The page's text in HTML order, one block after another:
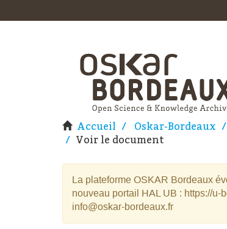
Accueil Oskar-Bordeaux
Voir le document
La plateforme OSKAR Bordeaux
nouveau portail HAL UB : https://
info@oskar-bordeaux.fr